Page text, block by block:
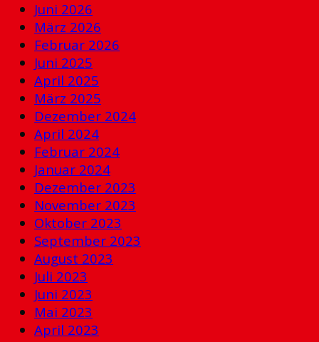
Juni 2026
März 2026
Februar 2026
Juni 2025
April 2025
März 2025
Dezember 2024
April 2024
Februar 2024
Januar 2024
Dezember 2023
November 2023
Oktober 2023
September 2023
August 2023
Juli 2023
Juni 2023
Mai 2023
April 2023